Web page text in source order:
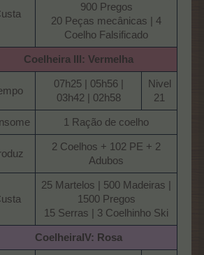
900 Pregos
20 Peças mecânicas | 4
Coelho Falsificado​
Coelheira III: Vermelha
07h25 | 05h56 |
03h42 | 02h58​
Nivel
21​
1 Ração de coelho​
2 Coelhos + 102 PE + 2
Adubos​
25 Martelos | 500 Madeiras |
1500 Pregos
15 Serras | 3 Coelhinho Ski​
CoelheiraIV: Rosa